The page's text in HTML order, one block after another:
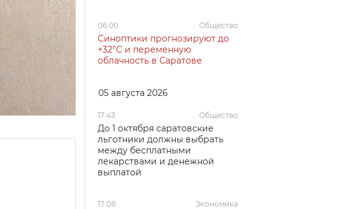
06:00 Общество
Синоптики прогнозируют до
+32°C и переменную
облачность в Саратове
05 августа 2026
17:43 Общество
До 1 октября саратовские
льготники должны выбрать
между бесплатными
лекарствами и денежной
выплатой
17:08 Экономика